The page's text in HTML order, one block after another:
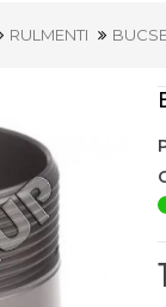
RULMENTI